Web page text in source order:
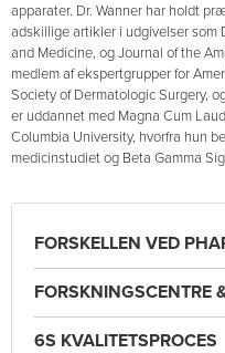
apparater. Dr. Wanner har holdt
adskillige artikler i udgivelser som
and Medicine, og Journal of the
medlem af ekspertgrupper for
Society of Dermatologic Surgery,
er uddannet med Magna Cum
Columbia University, hvorfra hun
medicinstudiet og Beta Gamma
FORSKELLEN VED
FORSKNINGSCENTRE
6S KVALITETSPROCES